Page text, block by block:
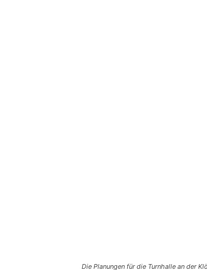
Die Planungen für die Turnhalle an der